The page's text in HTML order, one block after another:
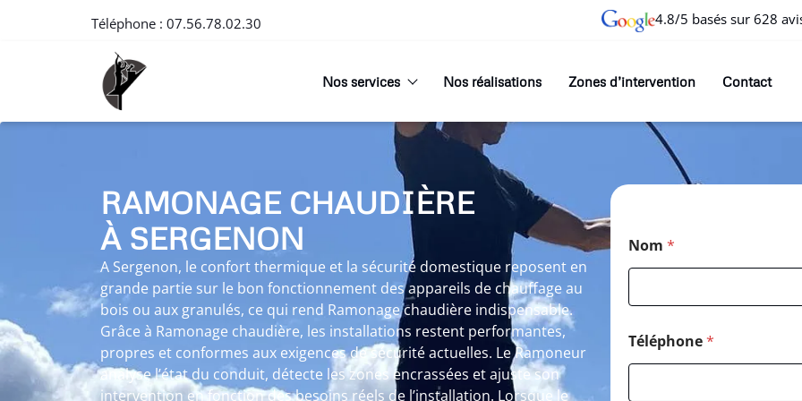
Téléphone : 07.56.78.02.30 4.8/5 basés sur 628
Nos services Nos réalisations Zones d’intervention Contact
RAMONAGE CHAUDIÈRE
À SERGENON
A Sergenon, le confort thermique et la sécurité domestique reposent en
grande partie sur le bon fonctionnement des appareils de chauffage au
bois ou aux granulés, ce qui rend Ramonage chaudière indispensable.
Grâce à Ramonage chaudière, les installations restent performantes,
propres et conformes aux exigences de sécurité actuelles. Le Ramoneur
analyse l’état du conduit, détecte les zones encrassées et ajuste son
intervention en fonction des besoins réels de l’installation. Lorsque le
Nom *
Téléphone*